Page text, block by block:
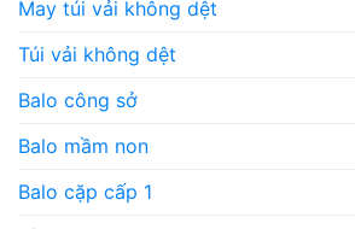
May túi vải không dệt
Túi vải không dệt
Balo công sở
Balo mầm non
Balo cặp cấp 1